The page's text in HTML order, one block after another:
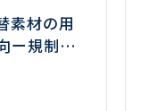
材の用
ー規制対